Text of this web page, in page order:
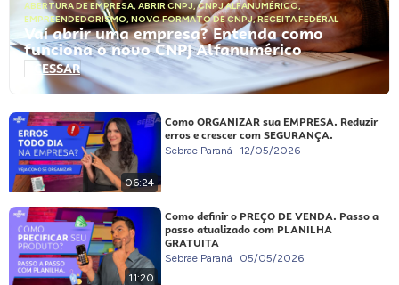
ABERTURA DE EMPRESA, ABRIR CNPJ,CNPJ ALFANUMÉRICO,
EMPREENDEDORISMO, NOVO FORMATO DE CNPJ,RECEITA FEDERAL
Vai abrir uma empresa? Entenda como
funciona o novo CNPJ Alfanumérico
ACESSAR
06:24
Como ORGANIZAR sua EMPRESA. Reduzir
erros e crescer com SEGURANÇA.
Sebrae Paraná 12/05/2026
11:20
Como definir o PREÇO DE VENDA. Passo a
passo atualizado com PLANILHA
GRATUITA
Sebrae Paraná 05/05/2026